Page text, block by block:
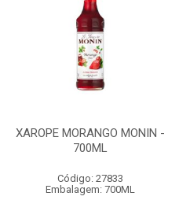
XAROPE MORANGO MONIN -
700ML
Código: 27833
Embalagem: 700ML